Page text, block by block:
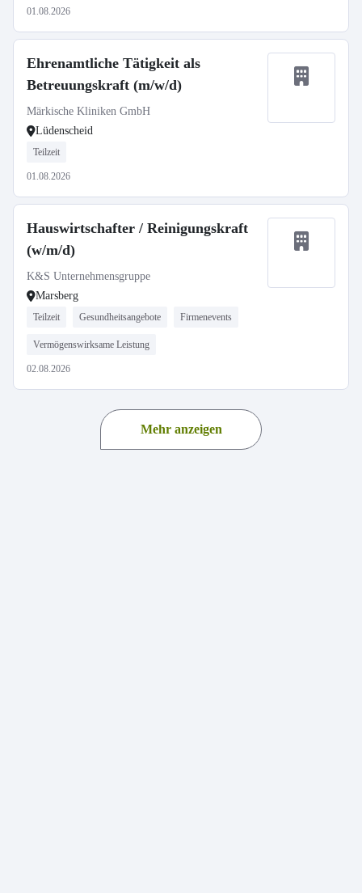
01.08.2026
Ehrenamtliche Tätigkeit als
Betreuungskraft (m/w/d)
Märkische Kliniken GmbH
Lüdenscheid
Teilzeit
01.08.2026
Hauswirtschafter / Reinigungskraft
(w/m/d)
K&S Unternehmensgruppe
Marsberg
Teilzeit Gesundheitsangebote Firmenevents
Vermögenswirksame Leistung
02.08.2026
Mehr anzeigen